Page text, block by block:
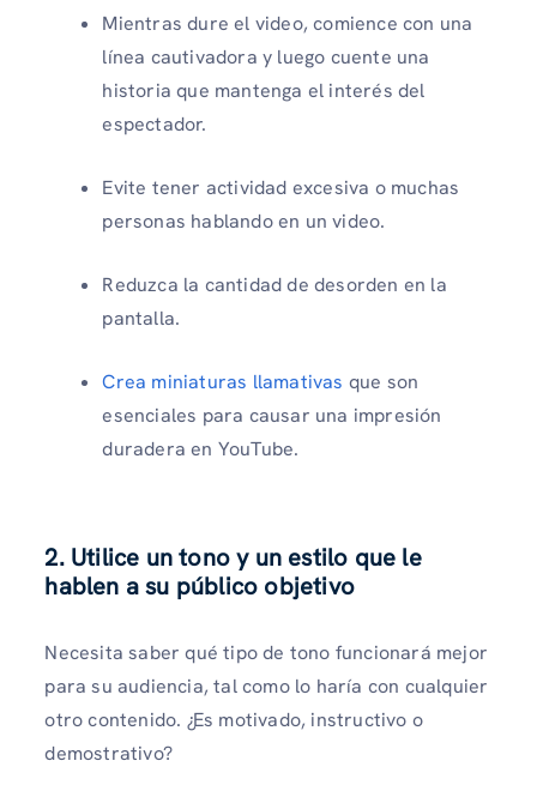
Mientras dure el video, comience con una
línea cautivadora y luego cuente una
historia que mantenga el interés del
espectador.
Evite tener actividad excesiva o muchas
personas hablando en un video.
Reduzca la cantidad de desorden en la
pantalla.
Crea miniaturas llamativas que son
esenciales para causar una impresión
duradera en YouTube.
2. Utilice un tono y un estilo que le
hablen a su público objetivo
Necesita saber qué tipo de tono funcionará mejor
para su audiencia, tal como lo haría con cualquier
otro contenido. ¿Es motivado, instructivo o
demostrativo?